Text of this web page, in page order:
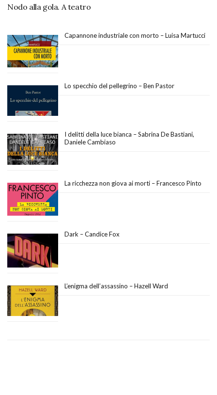
Nodo alla gola. A teatro
Capannone industriale con morto – Luisa Martucci
Lo specchio del pellegrino – Ben Pastor
I delitti della luce bianca – Sabrina De Bastiani,
Daniele Cambiaso
La ricchezza non giova ai morti – Francesco Pinto
Dark – Candice Fox
L’enigma dell’assassino – Hazell Ward